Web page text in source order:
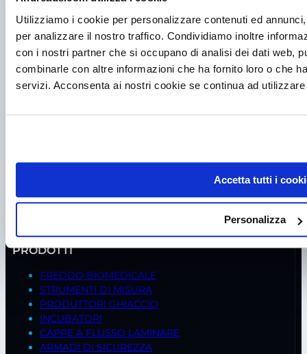
Utilizziamo i cookie per personalizzare contenuti ed
per analizzare il nostro traffico. Condividiamo inoltre
con i nostri partner che si occupano di analisi dei dati web,
combinarle con altre informazioni che ha fornito loro o che
servizi. Acconsenta ai nostri cookie se continua ad
Accetta tutti i
Personalizza
35020 – Ponte S. Nicolò (PD)
frigomeccanica@andreaus.com
PECfrigomeccanica.andreaus@pec.it
PRODOTTI
FREDDO BIOMEDICALE
STRUMENTI DI MISURA
PRODUTTORI GHIACCIO
INCUBATORI
CAPPE A FLUSSO LAMINARE
ARMADI DI SICUREZZA